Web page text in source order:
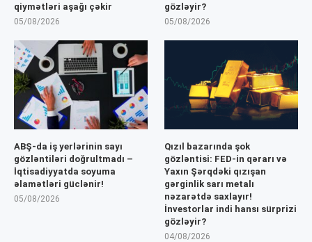
qiymətləri aşağı çəkir
05/08/2026
gözləyir?
05/08/2026
ABŞ-da iş yerlərinin sayı
gözləntiləri doğrultmadı –
İqtisadiyyatda soyuma
əlamətləri güclənir!
05/08/2026
Qızıl bazarında şok
gözləntisi: FED-in qərarı və
Yaxın Şərqdəki qızışan
gərginlik sarı metalı
nəzarətdə saxlayır!
İnvestorlar indi hansı sürprizi
gözləyir?
04/08/2026